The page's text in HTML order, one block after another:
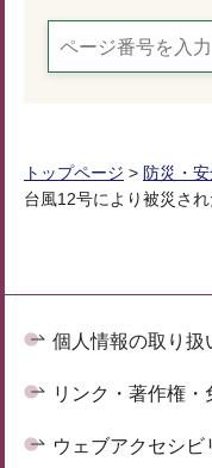
トップページ > 防災・
台風12号により被災さ
個人情報の取り扱
リンク・著作権・
ウェブアクセシビ